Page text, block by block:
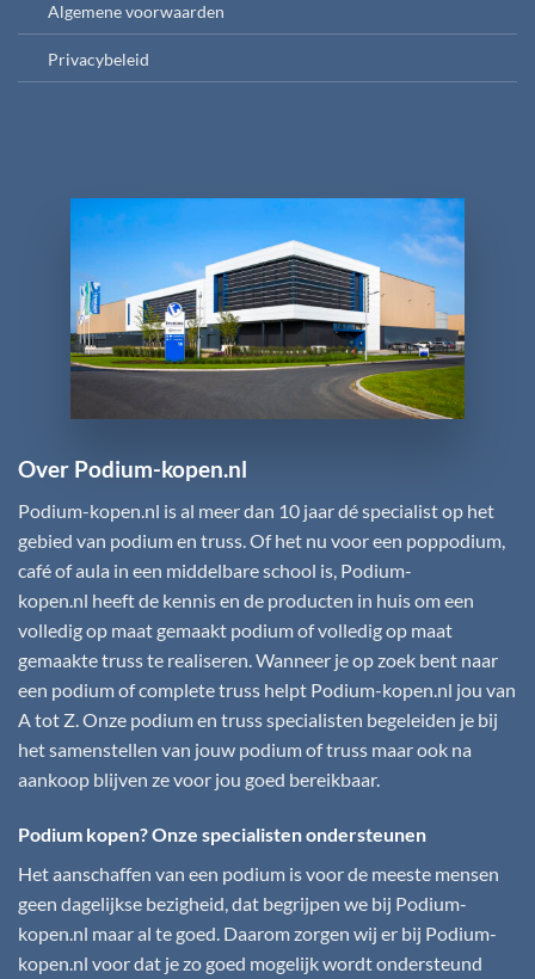
Algemene voorwaarden
Privacybeleid
Over Podium-kopen.nl
Podium-kopen.nl is al meer dan 10 jaar dé specialist op het
gebied van podium en truss. Of het nu voor een poppodium,
café of aula in een middelbare school is, Podium-
kopen.nl heeft de kennis en de producten in huis om een
volledig op maat gemaakt podium of volledig op maat
gemaakte truss te realiseren. Wanneer je op zoek bent naar
een podium of complete truss helpt Podium-kopen.nl jou van
A tot Z. Onze podium en truss specialisten begeleiden je bij
het samenstellen van jouw podium of truss maar ook na
aankoop blijven ze voor jou goed bereikbaar.
Podium kopen? Onze specialisten ondersteunen
Het aanschaffen van een podium is voor de meeste mensen
geen dagelijkse bezigheid, dat begrijpen we bij Podium-
kopen.nl maar al te goed. Daarom zorgen wij er bij Podium-
kopen.nl voor dat je zo goed mogelijk wordt ondersteund